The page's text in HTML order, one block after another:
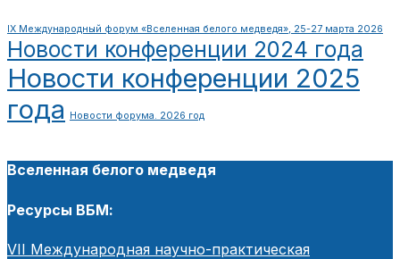
IX Международный форум «Вселенная белого медведя», 25-27 марта 2026
Новости конференции 2024 года
Новости конференции 2025
года
Новости форума. 2026 год
Вселенная белого медведя
Ресурсы ВБМ:
VII Международная научно-практическая